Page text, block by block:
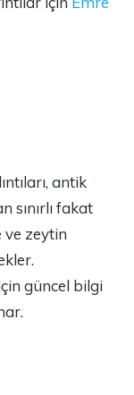
antik
sınırlı fakat
ve zeytin
güncel bilgi